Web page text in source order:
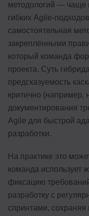
методологий — чаще
гибких Agile-
самостоятельная
закреплёнными
который команда
проекта. Суть
предсказуемость
критично (например,
документирования
Agile для быстрой
разработки.
На практике это
команда использует
фиксацию
разработку с
спринтами, сохраняя